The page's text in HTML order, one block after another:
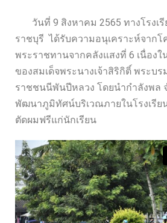
วันที่ 9 สิงหาคม 2565 ทางโรงเรี
ราชบุรี ได้รับความอนุเคราะห์จากโ
พระราชทานจากคลังแสงที่ 6 เนื่อง
ของสมเด็จพระนางเจ้าสิริกิติ์ พระบ
ราชชนนีพันปีหลวง โดยนำกำลังพล
พัฒนาภูมิทัศน์บริเวณภายในโรงเรีย
ตัดผมฟรีแก่นักเรียน